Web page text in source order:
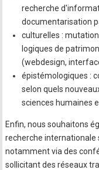
recherche
documentarisation
culturelles :
logiques de
(webdesign,
épistémologiques :
selon quels
sciences humaines
Enfin, nous souhaitons
recherche internationale
notamment via des
sollicitant des réseaux